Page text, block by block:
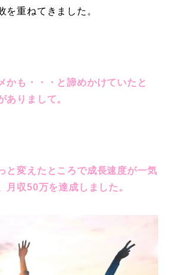
を重ねてきました。
かも・・・と諦めかけていたと
ありまして。
と変えたところで成長速度が一気
月収50万を達成しました。